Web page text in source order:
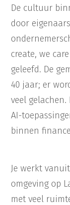
De cultuur
door
create, we
geleefd. De
40 jaar; er
veel
AI-
binnen
Je werkt
omgeving op
met veel